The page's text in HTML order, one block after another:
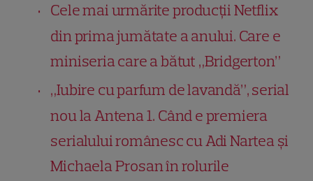
Cele mai urmărite producții Netflix
din prima jumătate a anului. Care e
miniseria care a bătut „Bridgerton”
„Iubire cu parfum de lavandă”, serial
nou la Antena 1. Când e premiera
serialului românesc cu Adi Nartea și
Michaela Prosan în rolurile